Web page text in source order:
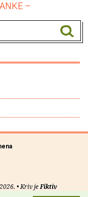
–
• Kriv jeFiktiv